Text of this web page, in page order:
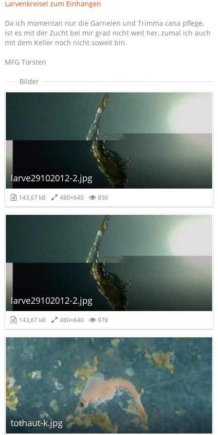
Larvenkreisel zum Einhängen
Da ich momentan nur die Garnelen und Trimma cana pflege,
ist es mit der Zucht bei mir grad nicht weit her, zumal ich auch
mit dem Keller noch nicht soweit bin.
MFG Torsten
Bilder
larve29102012-2.jpg
143,67 kB 480×640 850
larve29102012-2.jpg
143,67 kB 480×640 978
tothaut-k.jpg